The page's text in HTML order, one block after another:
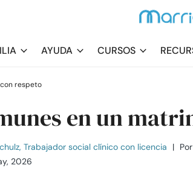
AYUDA CURSOS
respeto
en un
Trabajador social clínico con licencia | Por
2026